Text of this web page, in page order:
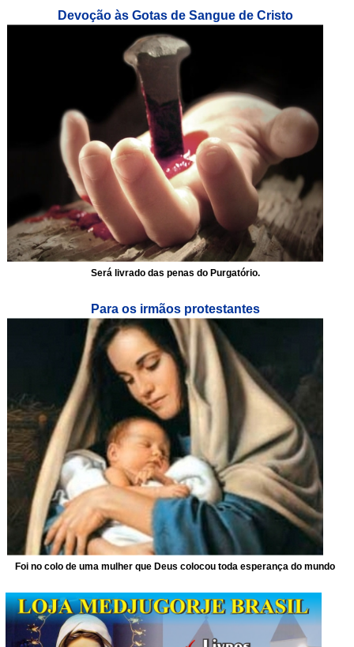
Devoção às Gotas de Sangue de Cristo
Será livrado das penas do Purgatório.
Para os irmãos protestantes
Foi no colo de uma mulher que Deus colocou toda esperança do mundo